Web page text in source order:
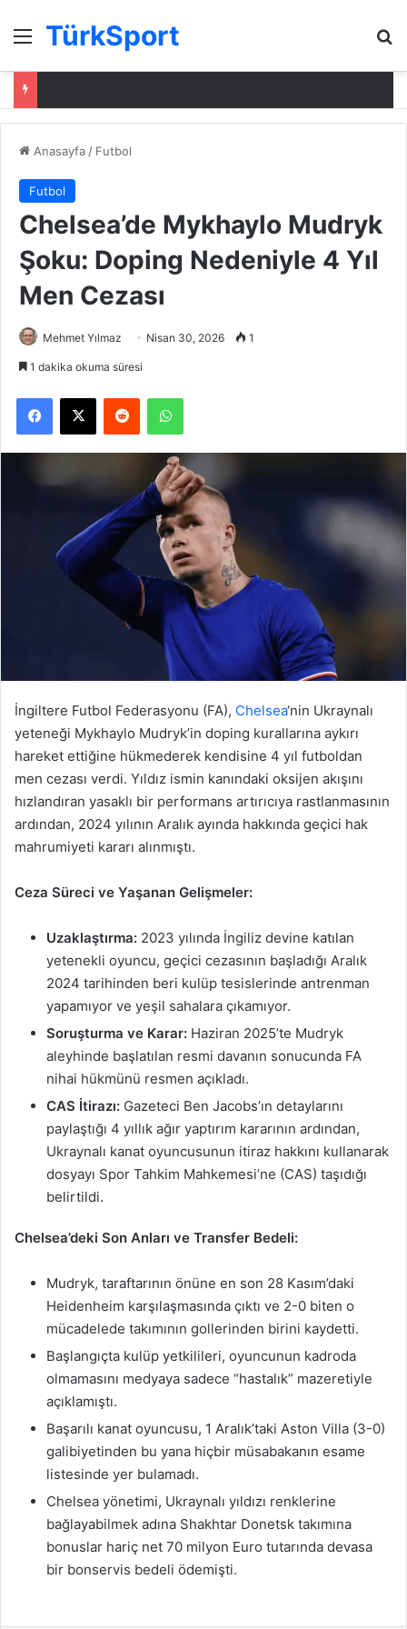
Menü
TürkSport
Anasayfa / Futbol
Futbol
Chelsea’de Mykhaylo Mudryk
Şoku: Doping Nedeniyle 4 Yıl
Men Cezası
Mehmet Yılmaz Nisan 30, 2026 1
1 dakika okuma süresi
Facebook
X Reddit WhatsApp
İngiltere Futbol Federasyonu (FA), Chelsea‘nin Ukraynalı
yeteneği Mykhaylo Mudryk’in doping kurallarına aykırı
hareket ettiğine hükmederek kendisine 4 yıl futboldan
men cezası verdi. Yıldız ismin kanındaki oksijen akışını
hızlandıran yasaklı bir performans artırıcıya rastlanmasının
ardından, 2024 yılının Aralık ayında hakkında geçici hak
mahrumiyeti kararı alınmıştı.
Ceza Süreci ve Yaşanan Gelişmeler:
Uzaklaştırma: 2023 yılında İngiliz devine katılan
yetenekli oyuncu, geçici cezasının başladığı Aralık
2024 tarihinden beri kulüp tesislerinde antrenman
yapamıyor ve yeşil sahalara çıkamıyor.
Soruşturma ve Karar: Haziran 2025’te Mudryk
aleyhinde başlatılan resmi davanın sonucunda FA
nihai hükmünü resmen açıkladı.
CAS İtirazı: Gazeteci Ben Jacobs’ın detaylarını
paylaştığı 4 yıllık ağır yaptırım kararının ardından,
Ukraynalı kanat oyuncusunun itiraz hakkını kullanarak
dosyayı Spor Tahkim Mahkemesi’ne (CAS) taşıdığı
belirtildi.
Chelsea’deki Son Anları ve Transfer Bedeli:
Mudryk, taraftarının önüne en son 28 Kasım’daki
Heidenheim karşılaşmasında çıktı ve 2-0 biten o
mücadelede takımının gollerinden birini kaydetti.
Başlangıçta kulüp yetkilileri, oyuncunun kadroda
olmamasını medyaya sadece “hastalık” mazeretiyle
açıklamıştı.
Başarılı kanat oyuncusu, 1 Aralık’taki Aston Villa (3-0)
galibiyetinden bu yana hiçbir müsabakanın esame
listesinde yer bulamadı.
Chelsea yönetimi, Ukraynalı yıldızı renklerine
bağlayabilmek adına Shakhtar Donetsk takımına
bonuslar hariç net 70 milyon Euro tutarında devasa
bir bonservis bedeli ödemişti.